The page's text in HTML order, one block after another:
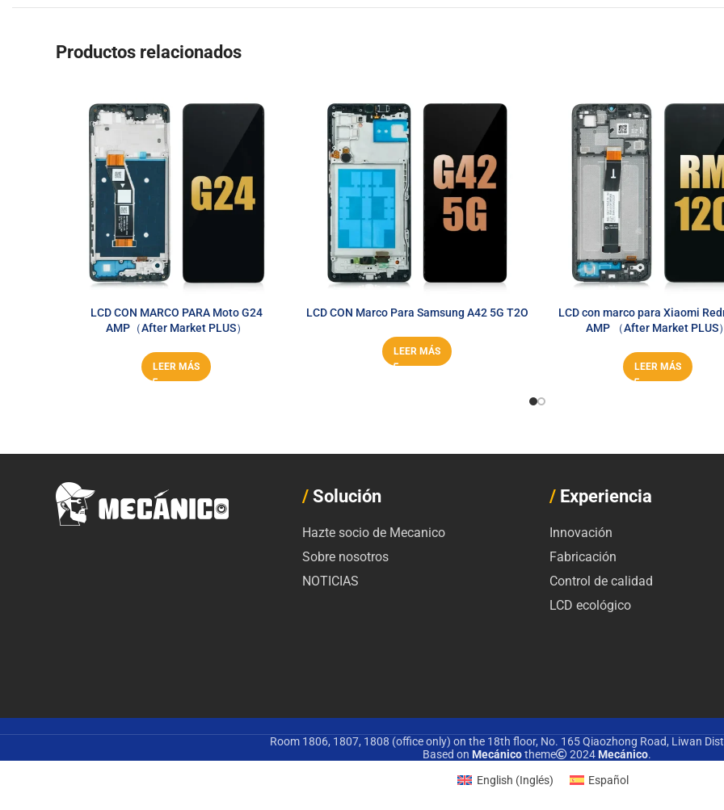
Productos relacionados
LCD CON MARCO PARA Moto G24
AMP（After Market PLUS）
LEER MÁS
LCD CON Marco Para Samsung A42 5G T2O
LEER MÁS
LCD con marco para Xiaomi
AMP （After Market PLUS
LEER MÁS
/ Solución
Hazte socio de Mecanico
Sobre nosotros
NOTICIAS
/ Experiencia
Innovación
Fabricación
Control de calidad
LCD ecológico
Room 1806, 1807, 1808 (office only) on the 18th floor, No. 165 Qiaozhong Road, Liwan
Based on Mecánicotheme 2024Mecánico.
English (Inglés) Español